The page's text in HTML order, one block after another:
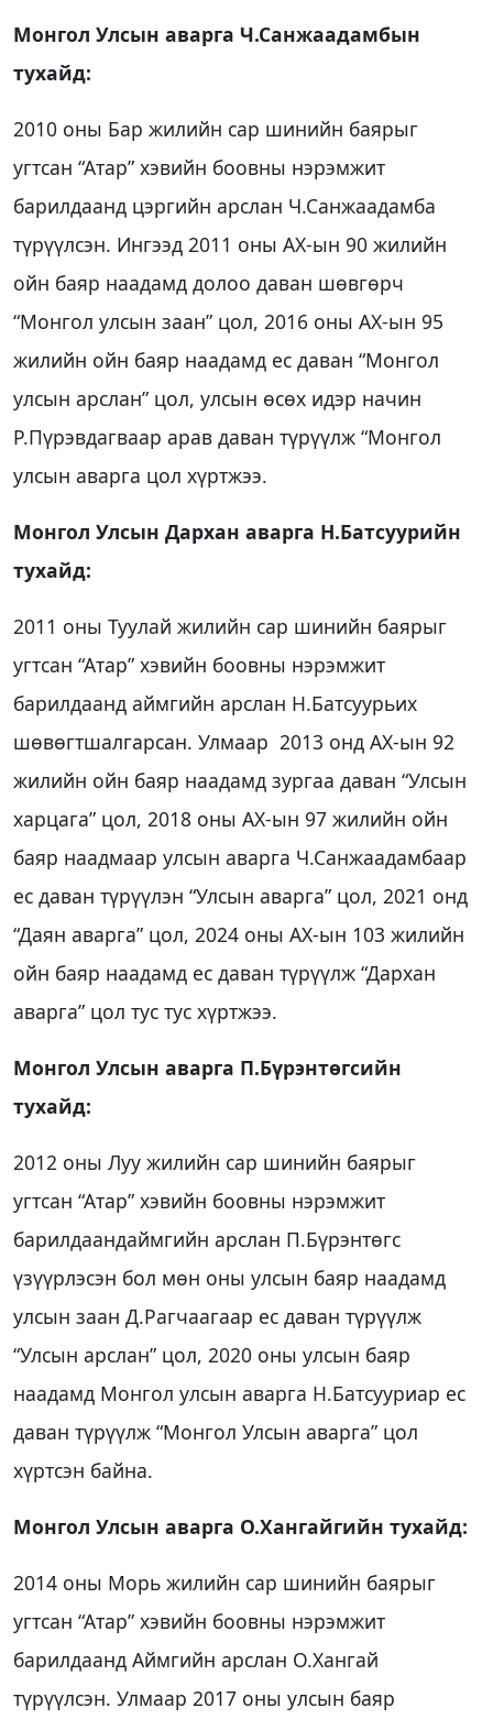
Монгол Улсын аварга Ч.Санжаадамбын
тухайд:
2010 оны Бар жилийн сар шинийн баярыг
угтсан “Атар” хэвийн боовны нэрэмжит
барилдаанд цэргийн арслан Ч.Санжаадамба
түрүүлсэн. Ингээд 2011 оны АХ-ын 90 жилийн
ойн баяр наадамд долоо даван шөвгөрч
“Монгол улсын заан” цол, 2016 оны АХ-ын 95
жилийн ойн баяр наадамд ес даван “Монгол
улсын арслан” цол, улсын өсөх идэр начин
Р.Пүрэвдагваар арав даван түрүүлж “Монгол
улсын аварга цол хүртжээ.
Монгол Улсын Дархан аварга Н.Батсуурийн
тухайд:
2011 оны Туулай жилийн сар шинийн баярыг
угтсан “Атар” хэвийн боовны нэрэмжит
барилдаанд аймгийн арслан Н.Батсуурьих
шөвөгтшалгарсан. Улмаар 2013 онд АХ-ын 92
жилийн ойн баяр наадамд зургаа даван “Улсын
харцага” цол, 2018 оны АХ-ын 97 жилийн ойн
баяр наадмаар улсын аварга Ч.Санжаадамбаар
ес даван түрүүлэн “Улсын аварга” цол, 2021 онд
“Даян аварга” цол, 2024 оны АХ-ын 103 жилийн
ойн баяр наадамд ес даван түрүүлж “Дархан
аварга” цол тус тус хүртжээ.
Монгол Улсын аварга П.Бүрэнтөгсийн
тухайд:
2012 оны Луу жилийн сар шинийн баярыг
угтсан “Атар” хэвийн боовны нэрэмжит
барилдаандаймгийн арслан П.Бүрэнтөгс
үзүүрлэсэн бол мөн оны улсын баяр наадамд
улсын заан Д.Рагчаагаар ес даван түрүүлж
“Улсын арслан” цол, 2020 оны улсын баяр
наадамд Монгол улсын аварга Н.Батсууриар ес
даван түрүүлж “Монгол Улсын аварга” цол
хүртсэн байна.
Монгол Улсын аварга О.Хангайгийн тухайд:
2014 оны Морь жилийн сар шинийн баярыг
угтсан “Атар” хэвийн боовны нэрэмжит
барилдаанд Аймгийн арслан О.Хангай
түрүүлсэн. Улмаар 2017 оны улсын баяр